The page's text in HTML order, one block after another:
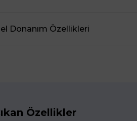
Donanım Özellikleri
Özellikler